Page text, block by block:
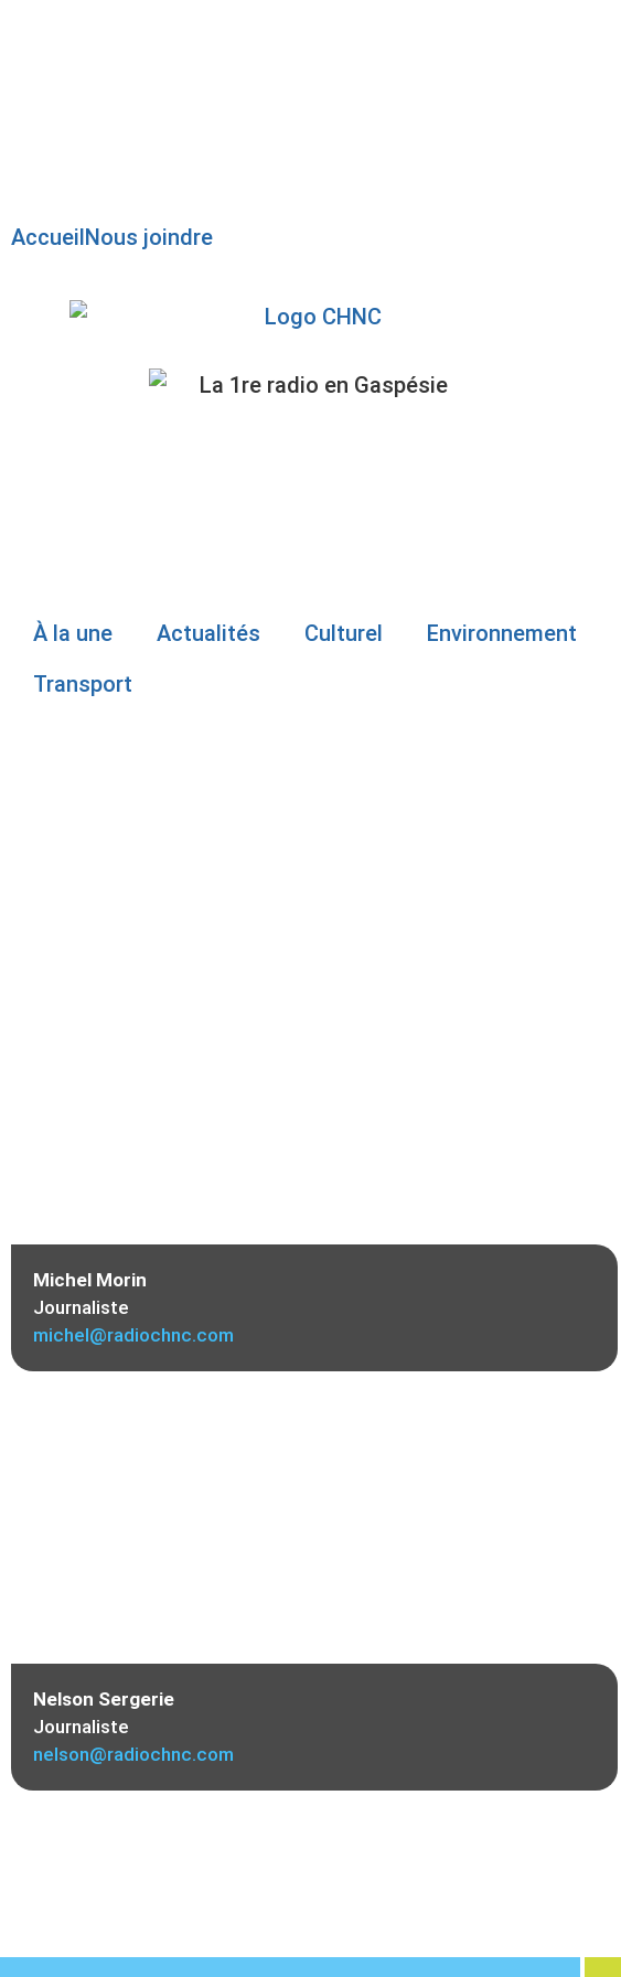
AccueilNous joindre
À la une Actualités Culturel Environnement
Transport
Michel Morin
Journaliste
michel@radiochnc.com
Nelson Sergerie
Journaliste
nelson@radiochnc.com